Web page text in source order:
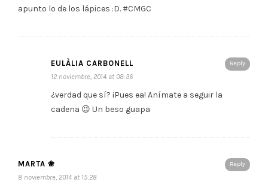
apunto lo de los lápices :D. #CMGC
Reply
EULÀLIA CARBONELL
12 noviembre, 2014 at 08:36
¿verdad que sí? ¡Pues ea! Anímate a seguir la
cadena 😉 Un beso guapa
Reply
MARTA ❀
8 noviembre, 2014 at 15:28